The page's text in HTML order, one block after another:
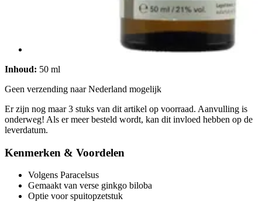
Inhoud: 50 ml
Geen verzending naar Nederland mogelijk
Er zijn nog maar 3 stuks van dit artikel op voorraad. Aanvulling is
onderweg! Als er meer besteld wordt, kan dit invloed hebben op de
leverdatum.
Kenmerken & Voordelen
Volgens Paracelsus
Gemaakt van verse ginkgo biloba
Optie voor spuitopzetstuk